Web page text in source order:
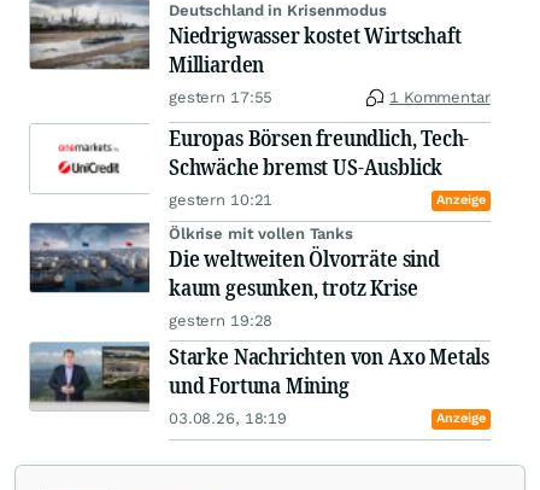
Deutschland in Krisenmodus
Niedrigwasser kostet Wirtschaft
Milliarden
gestern 17:55 1 Kommentar
Europas Börsen freundlich, Tech-
Schwäche bremst US-Ausblick
gestern 10:21 Anzeige
Ölkrise mit vollen Tanks
Die weltweiten Ölvorräte sind
kaum gesunken, trotz Krise
gestern 19:28
Starke Nachrichten von Axo Metals
und Fortuna Mining
03.08.26, 18:19 Anzeige